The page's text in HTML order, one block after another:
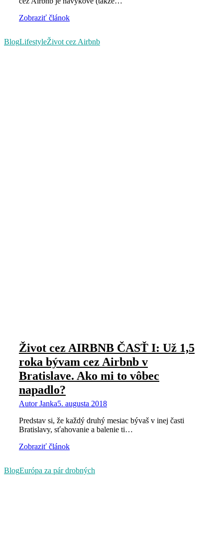
Zobraziť článok
BlogLifestyleŽivot cez Airbnb
Život cez AIRBNB ČASŤ I: Už 1,5
roka bývam cez Airbnb v
Bratislave. Ako mi to vôbec
napadlo?
AutorJanka5. augusta 2018
Predstav si, že každý druhý mesiac bývaš v inej časti
Bratislavy, sťahovanie a balenie ti…
Zobraziť článok
BlogEurópa za pár drobných